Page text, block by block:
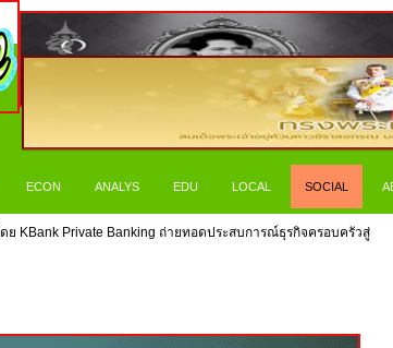
ECON ANALYS EDU LOCAL SOCIAL
ดย KBank Private Banking ถ่ายทอดประสบการณ์ธุรกิจครอบครัวสู่